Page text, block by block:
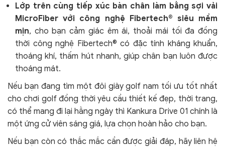
Lớp trên cùng tiếp xúc bàn chân làm bằng sợi vải
MicroFiber với công nghệ Fibertech® siêu mềm
mịn, cho bạn cảm giác êm ái, thoải mái tối đa đồng
thời công nghệ Fibertech® có đặc tính kháng khuẩn,
thoáng khí, thấm hút nhanh, giúp chân bạn luôn được
thoáng mát.
Nếu bạn đang tìm một đôi giày golf nam tối ưu tốt nhất
cho chơi golf đồng thời yêu cầu thiết kế đẹp, thời trang,
có thể mang đi lại hằng ngày thì Kankura Drive 01 chính là
một ứng cử viên sáng giá, lựa chọn hoàn hảo cho bạn.
Nếu bạn còn có thắc mắc cần được giải đáp, hãy liên hệ